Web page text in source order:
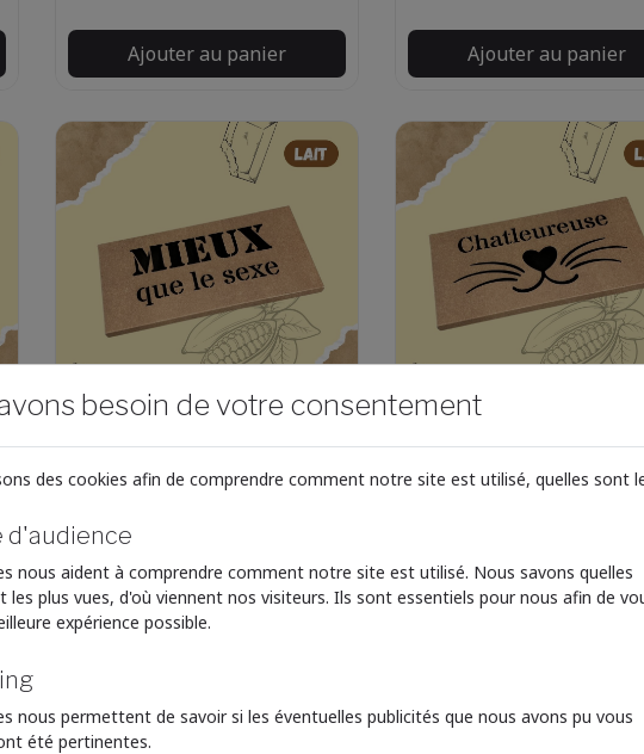
Ajouter au panier Ajouter au panier
Tablette De Chocolat
LAIT - Mieux Que Le
Voir le produit
6.90 €
Tablette De
LAIT -
besoin de votre consentement
des cookies afin de comprendre comment notre site est utilisé, quelles sont
d'audience
nous aident à comprendre comment notre site est utilisé. Nous savons quelles
les plus vues, d'où viennent nos visiteurs. Ils sont essentiels pour nous afin de
expérience possible.
nous permettent de savoir si les éventuelles publicités que nous avons pu vous
été pertinentes.